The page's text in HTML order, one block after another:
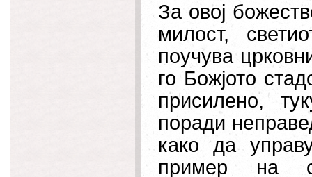
За овој
милост,
поучува
го Божјото
присилено,
поради
како да
пример на